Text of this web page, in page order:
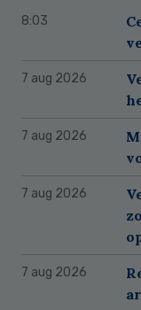
8:03
7 aug 2026
7 aug 2026
7 aug 2026
7 aug 2026